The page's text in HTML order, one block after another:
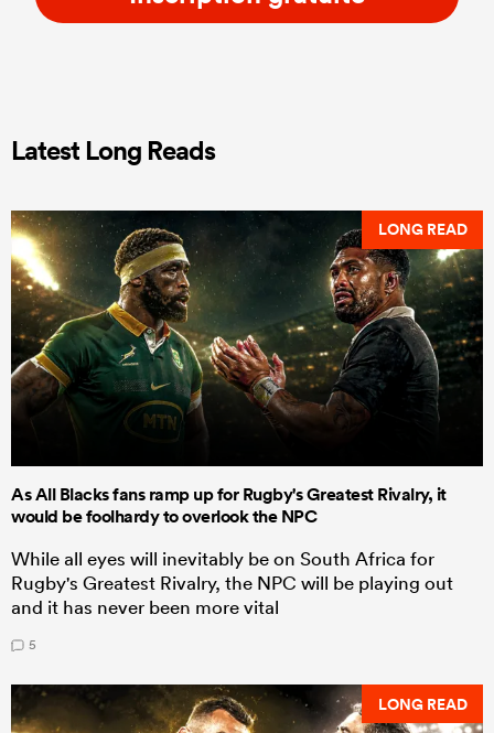
Latest Long Reads
LONG READ
As All Blacks fans ramp up for Rugby's Greatest Rivalry, it
would be foolhardy to overlook the NPC
While all eyes will inevitably be on South Africa for
Rugby's Greatest Rivalry, the NPC will be playing out
and it has never been more vital
5
LONG READ